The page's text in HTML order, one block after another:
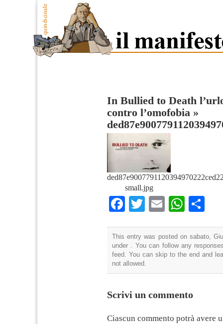
In Bullied to Death
contro l’omofobia »
small.jpg
Facebook
TwitterEmail
This entry was posted on sabato,
under . You can follow any
feed. You can skip to the end and
not allowed.
Scrivi un commento
Ciascun commento potrà avere